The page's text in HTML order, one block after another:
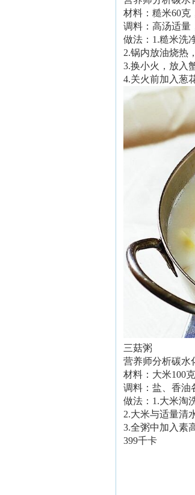
材料：糙米60克
调料：高汤适量
做法：1.糙米洗
2.锅内放油烧热
3.换小火，放入
4.关火前加入葱
三菇粥
营养师分析碳水
材料：大米100
调料：盐、香油
做法：1.大米淘
2.大米与适量清
3.全粥中加入素
399千卡